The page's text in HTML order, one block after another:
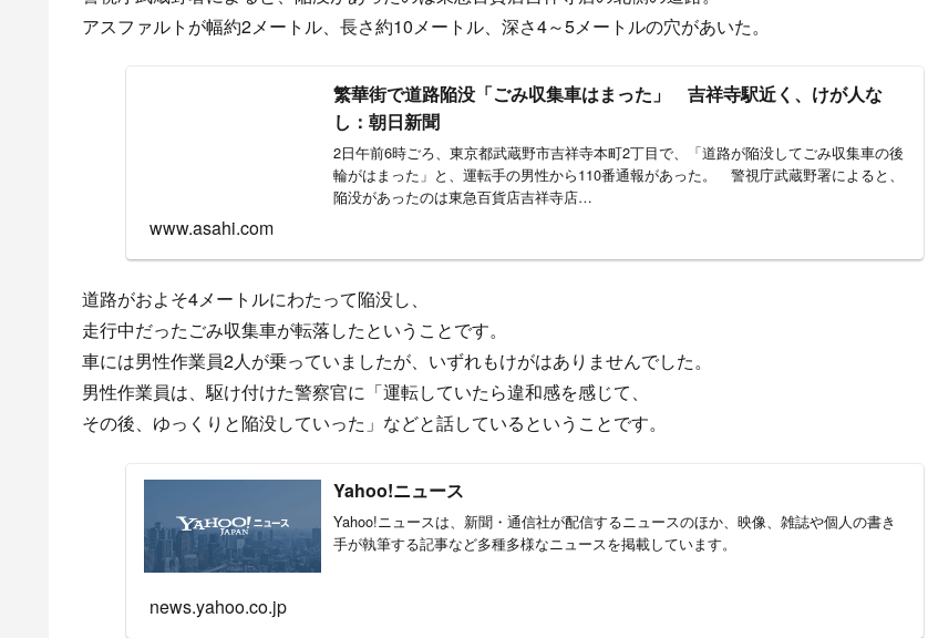
アスファルトが幅約2メートル、長さ約10メートル、深さ4～5メートルの穴があいた。
繁華街で道路陥没「ごみ収集車はまった」 吉祥寺駅近く、けが人な
し：朝日新聞
2日午前6時ごろ、東京都武蔵野市吉祥寺本町2丁目で、「道路が陥没してごみ収集車の後
輪がはまった」と、運転手の男性から110番通報があった。 警視庁武蔵野署によると、
陥没があったのは東急百貨店吉祥寺店…
www.asahi.com
道路がおよそ4メートルにわたって陥没し、
走行中だったごみ収集車が転落したということです。
車には男性作業員2人が乗っていましたが、いずれもけがはありませんでした。
男性作業員は、駆け付けた警察官に「運転していたら違和感を感じて、
その後、ゆっくりと陥没していった」などと話しているということです。
Yahoo!ニュース
Yahoo!ニュースは、新聞・通信社が配信するニュースのほか、映像、雑誌や個人の書き
手が執筆する記事など多種多様なニュースを掲載しています。
news.yahoo.co.jp